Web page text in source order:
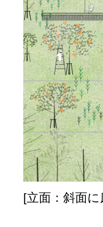
[立面：斜面